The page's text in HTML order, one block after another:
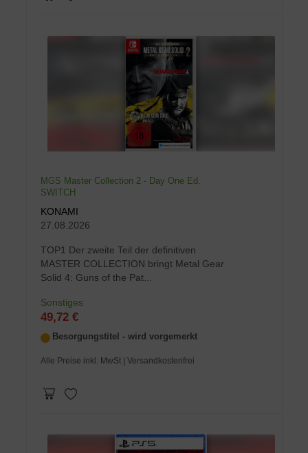
MGS Master Collection 2 - Day One Ed.
SWITCH
KONAMI
27.08.2026
TOP1 Der zweite Teil der definitiven
MASTER COLLECTION bringt Metal Gear
Solid 4: Guns of the Pat...
Sonstiges
49,72 €
Besorgungstitel - wird vorgemerkt
Alle Preise inkl. MwSt | Versandkostenfrei